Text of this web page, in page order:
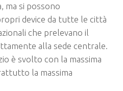
ma si possono
device da tutte le città
che prelevano il
alla sede centrale.
è svolto con la massima
la massima